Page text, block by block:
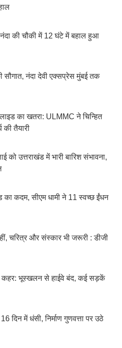
नंदा की चौकी में 12 घंटे में बहाल हुआ
सौगात, नंदा देवी एक्सप्रेस मुंबई तक
का खतरा: ULMMC ने चिन्हित
की तैयारी
को उत्तराखंड में भारी बारिश संभावना,
का कदम, सीएम धामी ने 11 स्वच्छ ईंधन
चरित्र और संस्कार भी जरूरी : डीजी
कहर: भूस्खलन से हाईवे बंद, कई सड़कें
दिन में धंसी, निर्माण गुणवत्ता पर उठे